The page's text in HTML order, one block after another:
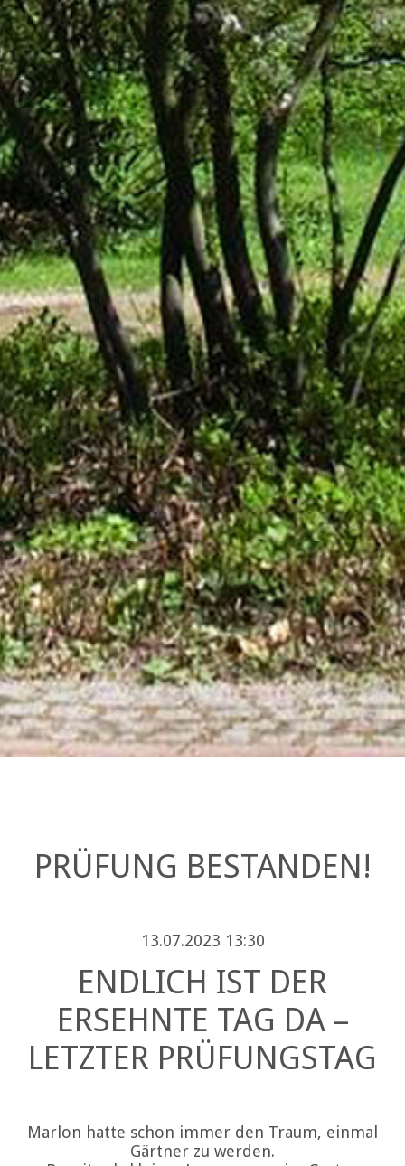
PRÜFUNG BESTANDEN!
13.07.2023 13:30
ENDLICH IST DER
ERSEHNTE TAG DA –
LETZTER PRÜFUNGSTAG
Marlon hatte schon immer den Traum, einmal
Gärtner zu werden.